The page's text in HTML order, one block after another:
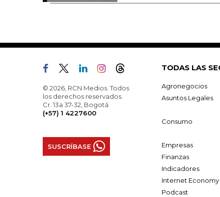
© 2026, RCN Medios. Todos
los derechos reservados.
Cr. 13a 37-32, Bogotá
(+57) 1 4227600
SUSCRÍBASE
TODAS LAS
Agronegocios
Asuntos Legales
Consumo
Empresas
Finanzas
Indicadores
Internet Economy
Podcast